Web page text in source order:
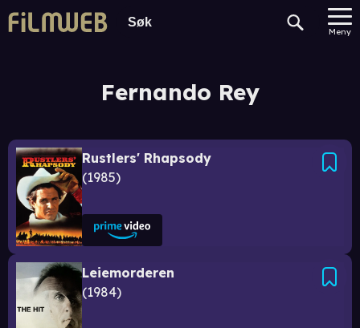
Meny
Fernando Rey
Rustlers' Rhapsody
1985
Leiemorderen
1984